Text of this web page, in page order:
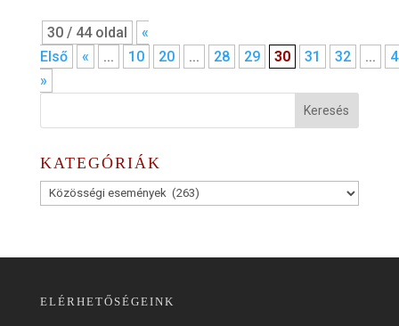
30 / 44 oldal
«
Első
« ... 10 20 ... 28 29 30 31 32 ...
»
KATEGÓRIÁK
Kategóriák
ELÉRHETŐSÉGEINK